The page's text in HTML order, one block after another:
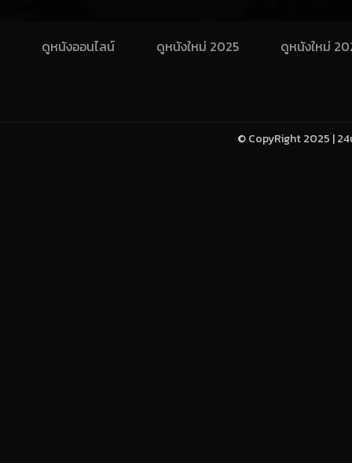
ดูหนังออนไลน์ ดูหนังใหม่ 2025 ดูหนังใหม่
© CopyRight 2025 |